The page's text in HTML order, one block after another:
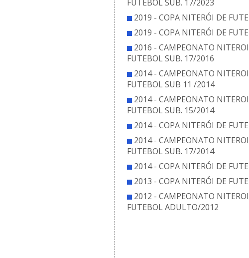
FUTEBOL SUB. 17/2023
2019 - COPA NITERÓI DE
2019 - COPA NITERÓI DE
2016 - CAMPEONATO
FUTEBOL SUB. 17/2016
2014 - CAMPEONATO
FUTEBOL SUB 11 /2014
2014 - CAMPEONATO
FUTEBOL SUB. 15/2014
2014 - COPA NITERÓI DE
2014 - CAMPEONATO
FUTEBOL SUB. 17/2014
2014 - COPA NITERÓI DE
2013 - COPA NITERÓI DE
2012 - CAMPEONATO
FUTEBOL ADULTO/2012